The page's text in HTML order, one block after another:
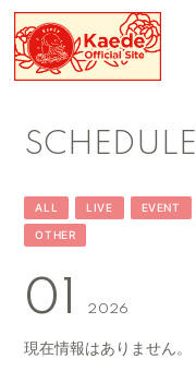
SCHEDULE
VIDEO
SCHEDULE
ALL LIVE EVENT
OTHER
01 2026
現在情報はありません。